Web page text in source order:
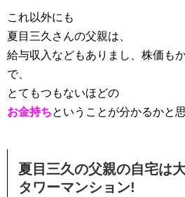
これ以外にも
夏目三久さんの父親は、
給与収入などもありまし、株価も
で、
とてもつもないほどの
お金持ちということが分かるかと
夏目三久の父親の自宅は
タワーマンション!